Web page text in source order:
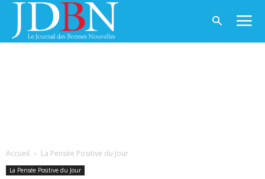
Accueil La Pensée Positive du Jour
La Pensée Positive du Jour